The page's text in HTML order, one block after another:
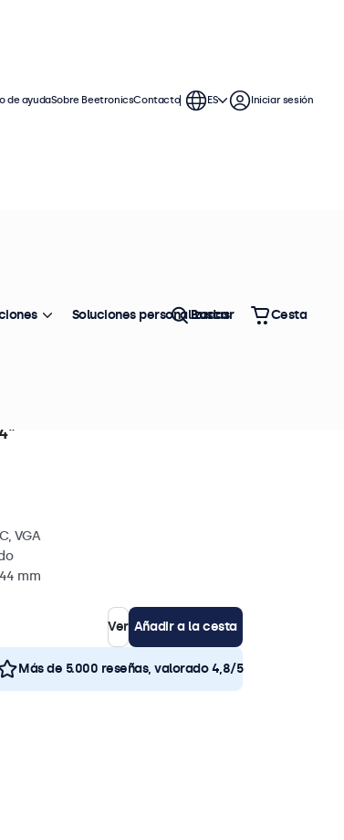
pantallas táctiles
de visión y tienen
Top ventas
VGA
mm
Ver Añadir a la cesta
Más de 5.000 reseñas, valorado 4,8/5
de ayudaSobre BeetronicsContacto ES Iniciar sesión
Soluciones personalizadas
Buscar Cesta